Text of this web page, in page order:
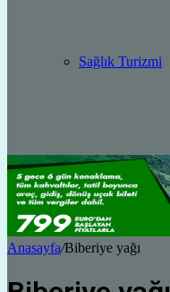
Sağlık Turizmi
Anasayfa/Biberiye yağı